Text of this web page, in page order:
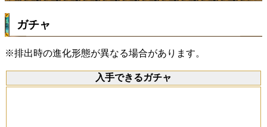
ガチャ
※排出時の進化形態が異なる場合があります。
入手できるガチャ